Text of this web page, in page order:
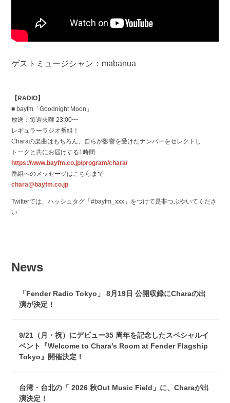
ゲストミュージシャン：mabanua
【RADIO】
■ bayfm「Goodnight Moon」
放送：毎週火曜 23:00〜
レギュラーラジオ番組！
Charaの楽曲はもちろん、自らが影響を受けたナンバーをセレクトし
トークと共にお届けする1時間
https://www.bayfm.co.jp/program/chara/
番組へのメッセージはこちらまで
chara@bayfm.co.jp
Twitterでは、ハッシュタグ「#bayfm_xxx」をつけて是非つぶやいてくださ
い
News
「Fender Radio Tokyo」 8月19日 公開収録にCharaの出
演が決定！
9/21（月・祝）にデビュー35 周年を記念したスペシャルイ
ベント『Welcome to Chara’s Room at Fender Flagship
Tokyo』開催決定！
台湾・台北の「 2026 秋Out Music Field」に、Charaが出
演決定！